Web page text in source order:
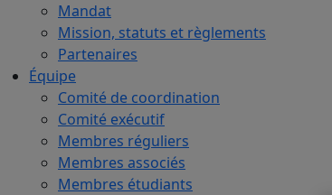
Mandat
Mission, statuts et règlements
Partenaires
Équipe
Comité de coordination
Comité exécutif
Membres réguliers
Membres associés
Membres étudiants